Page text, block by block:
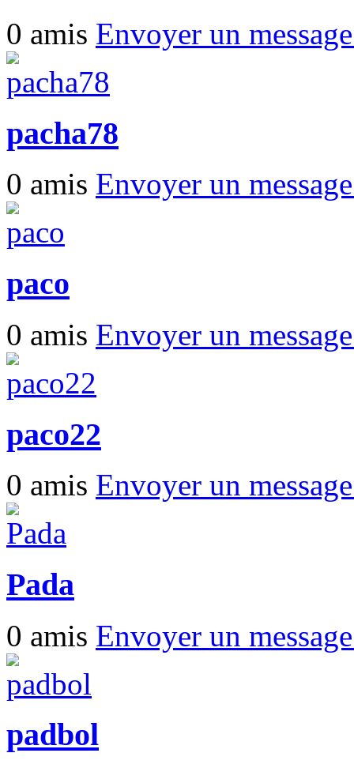
0 amis Envoyer un
pacha78
0 amis Envoyer un
paco
0 amis Envoyer un
paco22
0 amis Envoyer un
Pada
0 amis Envoyer un
padbol